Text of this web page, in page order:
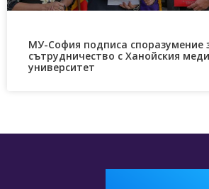
МУ-София подписа споразумение
сътрудничество с Ханойския
университет